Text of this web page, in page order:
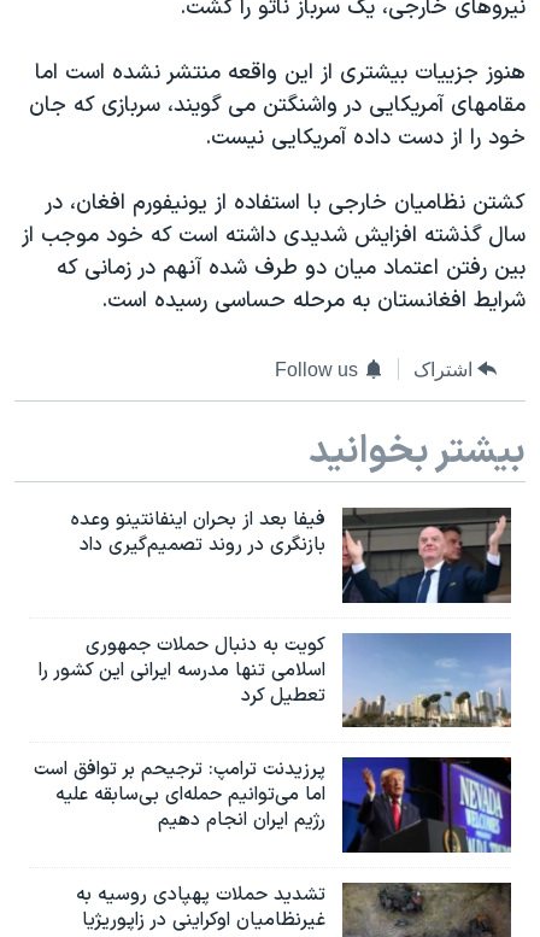
ویژه برنامه‌ها
فرهنگ و زندگی
حقوق شهروندی
علم و فناوری
اسرائیل در جنگ
گالری عکس
۲۵۰سالگی آمریکا
مستندها
انتخابات ریاست جمهوری آمریکا ۲۰۲۴
رمز مهسا
ورزش زنان در ایران
اعتراضات زن، زندگی، آزادی
تریبونال مردمی آبان ۹۸
دادگاه حمید نوری
چهل سال گروگان‌گیری
قانون شفافیت دارائی کادر رهبری ایران
اعتراضات مردمی آبان ۹۸
نرگس محمدی برنده جایزه نوبل صلح
همایش محافظه‌کاران آمریکا «سی‌پک»
سفر پرزیدنت ترامپ به چین
یادگیری زبان انگلیسی
دنبال کنید
زبانهای مختلف
نیروهای خارجی، یک سرباز ناتو را کشت.
هنوز جزییات بیشتری از این واقعه منتشر نشده است اما
مقامهای آمریکایی در واشنگتن می گویند، سربازی که جان
خود را از دست داده آمریکایی نیست.
کشتن نظامیان خارجی با استفاده از یونیفورم افغان، در
سال گذشته افزایش شدیدی داشته است که خود موجب از
بین رفتن اعتماد میان دو طرف شده آنهم در زمانی که
شرایط افغانستان به مرحله حساسی رسیده است.
اشتراک Follow us
بیشتر بخوانید
فیفا بعد از بحران اینفانتینو وعده
بازنگری در روند تصمیم‌گیری داد
کویت به دنبال حملات جمهوری
اسلامی تنها مدرسه ایرانی این کشور را
تعطیل کرد
پرزیدنت ترامپ: ترجیحم بر توافق است
اما می‌توانیم حمله‌ای بی‌سابقه علیه
رژیم ایران انجام دهیم
تشدید حملات پهپادی روسیه به
غیرنظامیان اوکراینی در زاپوریژیا